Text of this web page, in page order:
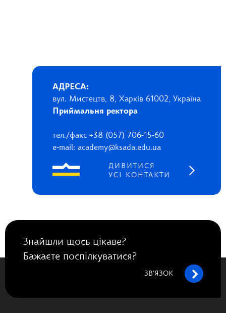
АДРЕСА:
вул. Мистецтв, 8, Харків 61002, Україна
Приймальня ректора
тел./факс +38 (057) 706-15-60
e-mail: academy@ksada.edu.ua
ДИВИТИСЯ
УСІ КОНТАКТИ
Знайшли щось цікаве?
Бажаєте поспілкуватися?
ЗВ’ЯЗОК